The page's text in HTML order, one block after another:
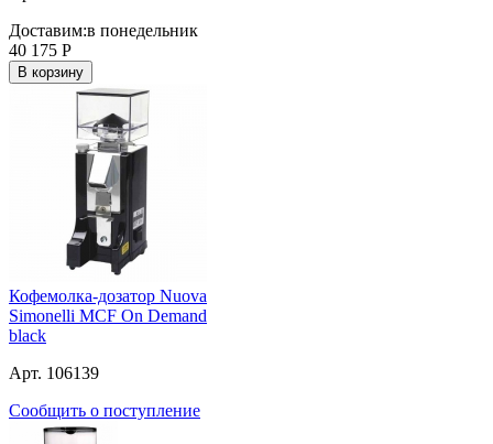
Доставим:в понедельник
40 175 Р
В корзину
Кофемолка-дозатор Nuova
Simonelli MCF On Demand
black
Арт. 106139
Сообщить о поступление